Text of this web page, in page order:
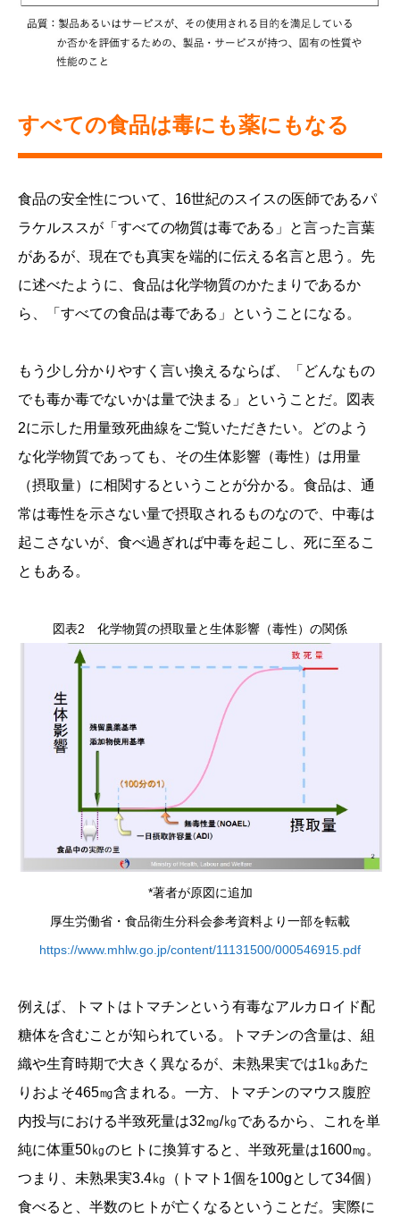
すべての食品は毒にも薬にもなる
食品の安全性について、16世紀のスイスの医師であるパ
ラケルススが「すべての物質は毒である」と言った言葉
があるが、現在でも真実を端的に伝える名言と思う。先
に述べたように、食品は化学物質のかたまりであるか
ら、「すべての食品は毒である」ということになる。
もう少し分かりやすく言い換えるならば、「どんなもの
でも毒か毒でないかは量で決まる」ということだ。図表
2に示した用量致死曲線をご覧いただきたい。どのよう
な化学物質であっても、その生体影響（毒性）は用量
（摂取量）に相関するということが分かる。食品は、通
常は毒性を示さない量で摂取されるものなので、中毒は
起こさないが、食べ過ぎれば中毒を起こし、死に至るこ
ともある。
図表2 化学物質の摂取量と生体影響（毒性）の関係
*著者が原図に追加
厚生労働省・食品衛生分科会参考資料より一部を転載
https://www.mhlw.go.jp/content/11131500/000546915.pdf
例えば、トマトはトマチンという有毒なアルカロイド配
糖体を含むことが知られている。トマチンの含量は、組
織や生育時期で大きく異なるが、未熟果実では1㎏あた
りおよそ465㎎含まれる。一方、トマチンのマウス腹腔
内投与における半致死量は32㎎/㎏であるから、これを単
純に体重50㎏のヒトに換算すると、半致死量は1600㎎。
つまり、未熟果実3.4㎏（トマト1個を100gとして34個）
食べると、半数のヒトが亡くなるということだ。実際に